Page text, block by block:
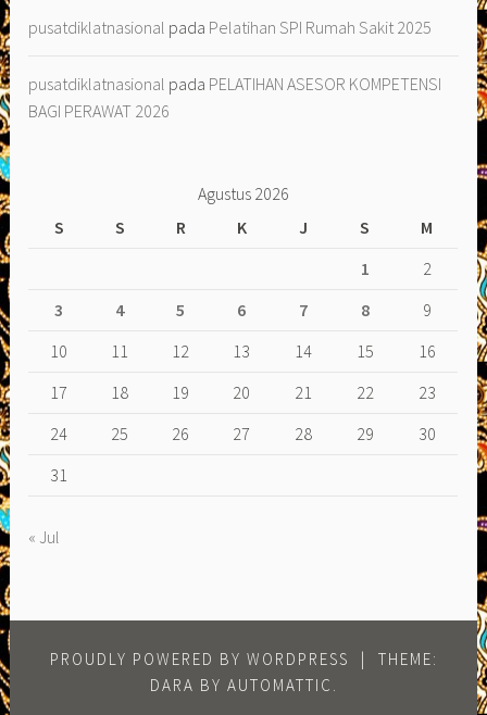
pusatdiklatnasional pada Pelatihan SPI Rumah Sakit 2025
pusatdiklatnasional pada PELATIHAN ASESOR KOMPETENSI
BAGI PERAWAT 2026
Agustus 2026
S
S R K J S
M
1
2
3
4 5 6 7 8
9
10
11 12 13 14 15
16
17
18 19 20 21 22
23
24
25 26 27 28 29
30
31
« Jul
PROUDLY POWERED BY WORDPRESS
THEME:
DARA BY AUTOMATTIC .